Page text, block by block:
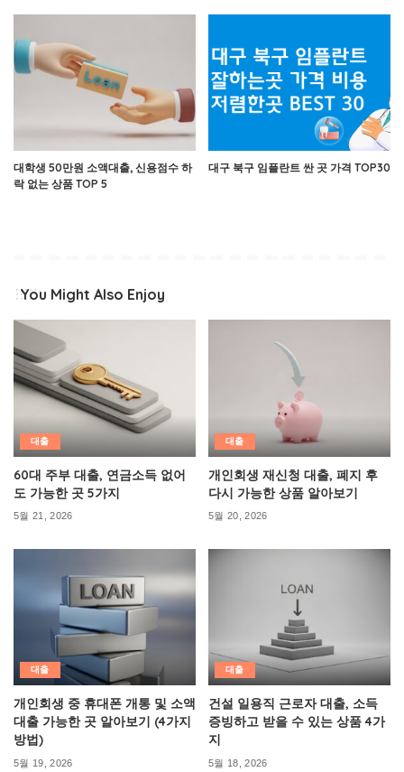
대학생 50만원 소액대출, 신용점수 하
락 없는 상품 TOP 5
대구 북구 임플란트 싼 곳 가격 TOP30
You Might Also Enjoy
대출
60대 주부 대출, 연금소득 없어
도 가능한 곳 5가지
5월 21, 2026
대출
개인회생 재신청 대출, 폐지 후
다시 가능한 상품 알아보기
5월 20, 2026
대출
개인회생 중 휴대폰 개통 및 소액
대출 가능한 곳 알아보기 (4가지
방법)
5월 19, 2026
대출
건설 일용직 근로자 대출, 소득
증빙하고 받을 수 있는 상품 4가
지
5월 18, 2026